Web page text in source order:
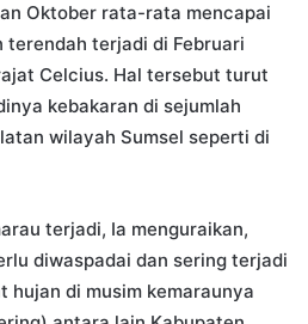
Oktober rata-rata mencapai
terjadi di Februari
Celcius. Hal tersebut turut
kebakaran di sejumlah
wilayah Sumsel seperti di
terjadi, Ia menguraikan,
diwaspadai dan sering terjadi
hujan di musim kemaraunya